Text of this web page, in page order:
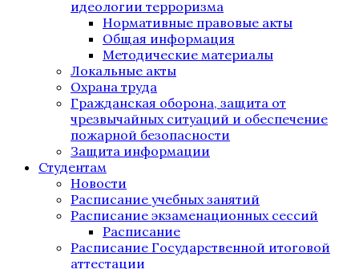
идеологии терроризма
Нормативные правовые акты
Общая информация
Методические материалы
Локальные акты
Охрана труда
Гражданская оборона, защита от
чрезвычайных ситуаций и обеспечение
пожарной безопасности
Защита информации
Студентам
Новости
Расписание учебных занятий
Расписание экзаменационных сессий
Расписание
Расписание Государственной итоговой
аттестации